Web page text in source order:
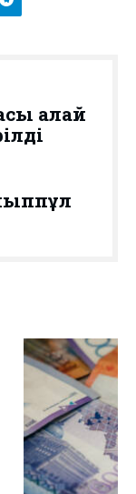
қалай